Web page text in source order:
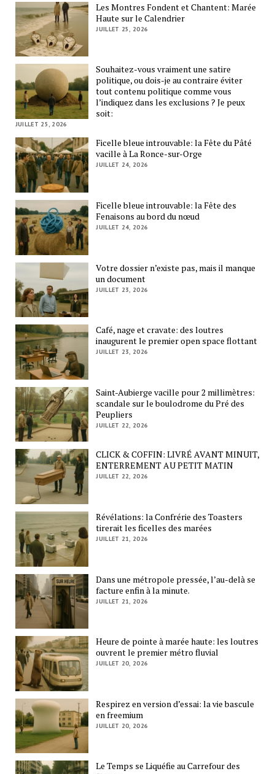
Les Montres Fondent et Chantent: Marée
Haute sur le Calendrier
JUILLET 25, 2026
Souhaitez-vous vraiment une satire
politique, ou dois-je au contraire éviter
tout contenu politique comme vous
l’indiquez dans les exclusions ? Je peux
soit:
JUILLET 25, 2026
Ficelle bleue introuvable: la Fête du Pâté
vacille à La Ronce-sur-Orge
JUILLET 24, 2026
Ficelle bleue introuvable: la Fête des
Fenaisons au bord du nœud
JUILLET 24, 2026
Votre dossier n’existe pas, mais il manque
un document
JUILLET 23, 2026
Café, nage et cravate: des loutres
inaugurent le premier open space flottant
JUILLET 23, 2026
Saint-Aubierge vacille pour 2 millimètres:
scandale sur le boulodrome du Pré des
Peupliers
JUILLET 22, 2026
CLICK & COFFIN: LIVRÉ AVANT MINUIT,
ENTERREMENT AU PETIT MATIN
JUILLET 22, 2026
Révélations: la Confrérie des Toasters
tirerait les ficelles des marées
JUILLET 21, 2026
Dans une métropole pressée, l’au-delà se
facture enfin à la minute.
JUILLET 21, 2026
Heure de pointe à marée haute: les loutres
ouvrent le premier métro fluvial
JUILLET 20, 2026
Respirez en version d’essai: la vie bascule
en freemium
JUILLET 20, 2026
Le Temps se Liquéfie au Carrefour des